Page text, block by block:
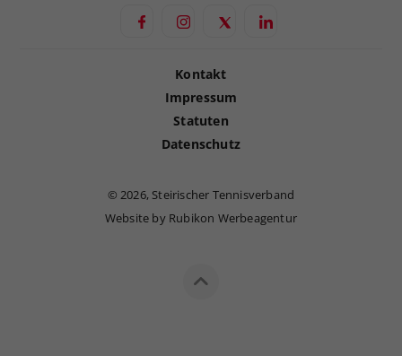
Kontakt
Impressum
Statuten
Datenschutz
©2026, Steirischer Tennisverband
Website by Rubikon Werbeagentur